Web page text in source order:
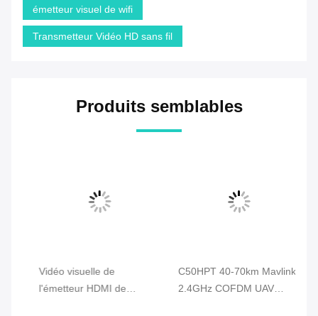
émetteur visuel de wifi
Transmetteur Vidéo HD sans fil
Produits semblables
Vidéo visuelle de
l'émetteur HDMI de
C50HPT 40-70km Mavlink
2.4GHz COFDM UAV